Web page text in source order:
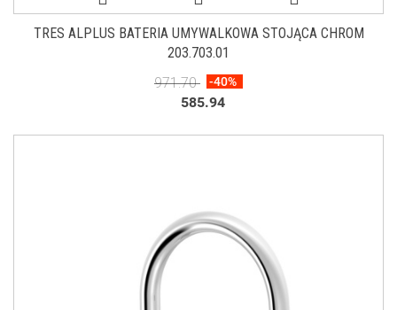
TRES ALPLUS BATERIA UMYWALKOWA STOJĄCA CHROM
203.703.01
971.70
-40%
585.94